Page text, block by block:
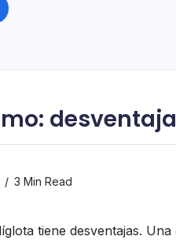
3 Min Read
tiene desventajas.